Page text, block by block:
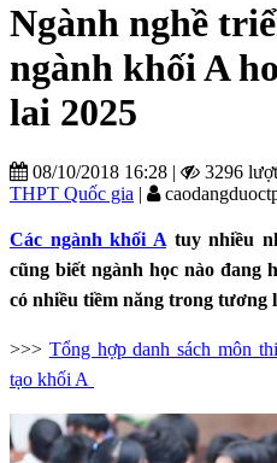
Ngành nghề
ngành khối A
lai 2025
08/10/2018 16:28 | 3296
THPT Quốc gia |
Các ngành khối Atuy nhiều
cũng biết ngành học nào đang
có nhiều tiềm năng trong tương
>>> Tổng hợp danh sách môn
tạo khối A